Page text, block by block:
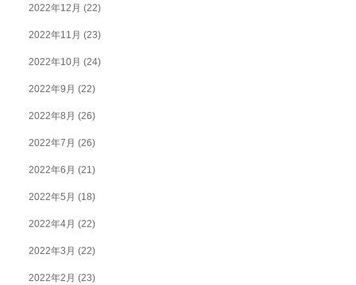
2022年12月 (22)
2022年11月 (23)
2022年10月 (24)
2022年9月 (22)
2022年8月 (26)
2022年7月 (26)
2022年6月 (21)
2022年5月 (18)
2022年4月 (22)
2022年3月 (22)
2022年2月 (23)